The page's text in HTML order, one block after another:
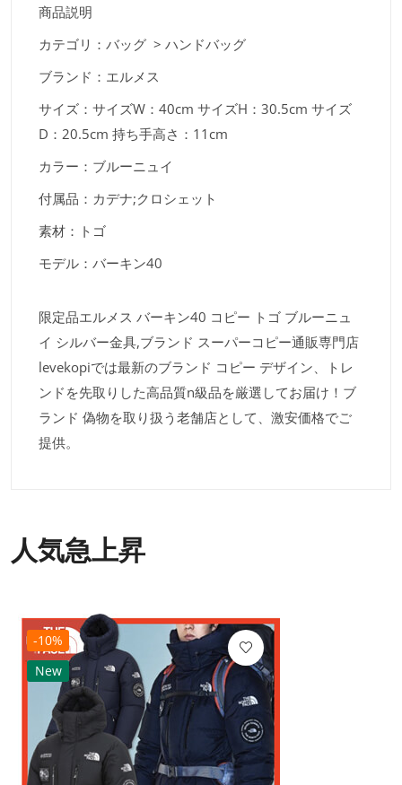
商品説明
カテゴリ：バッグ > ハンドバッグ
ブランド：エルメス
サイズ：サイズW：40cm サイズH：30.5cm サイズ
D：20.5cm 持ち手高さ：11cm
カラー：ブルーニュイ
付属品：カデナ;クロシェット
素材：トゴ
モデル：バーキン40
限定品エルメス バーキン40 コピー トゴ ブルーニュ
イ シルバー金具,ブランド スーパーコピー通販専門店
levekopiでは最新のブランド コピー デザイン、トレ
ンドを先取りした高品質n級品を厳選してお届け！ブ
ランド 偽物を取り扱う老舗店として、激安価格でご
提供。
人気急上昇
-10%
New